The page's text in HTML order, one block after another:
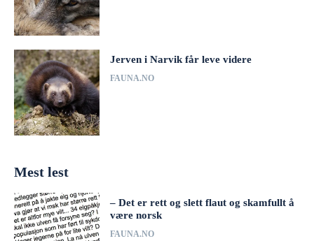
Jerven i Narvik får leve videre
FAUNA.NO
Mest lest
– Det er rett og slett flaut og skamfullt å
være norsk
FAUNA.NO